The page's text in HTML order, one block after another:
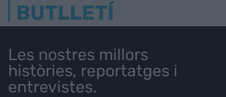
BUTLLETÍ
Les nostres millors
històries, reportatges i
entrevistes.